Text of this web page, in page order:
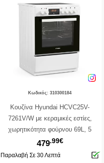
Κωδικός: 310300184
Κουζίνα Hyundai HCVC25V-
7261V/W με κεραμικές εστίες,
χωρητικότητα φούρνου 69L, 5
λειτουργίες ψησίματος και
ενεργειακή κλάση Α
479.99€
Παραλαβή Σε 30 Λεπτά